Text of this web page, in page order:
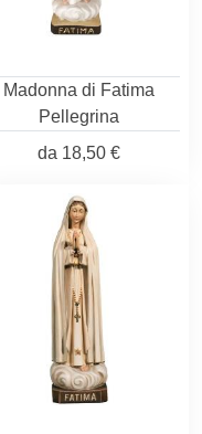
Madonna di Fatima
Pellegrina
da 18,50 €